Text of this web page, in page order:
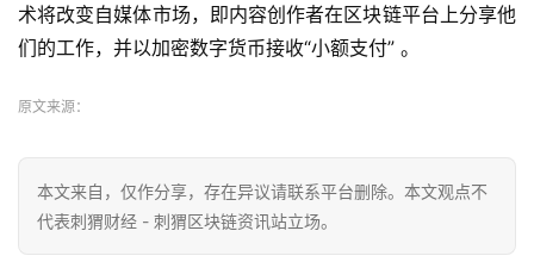
术将改变自媒体市场，即内容创作者在区块链平台上分享他
们的工作，并以加密数字货币接收“小额支付” 。
原文来源：
本文来自 ，仅作分享，存在异议请联系平台删除。本文观点不
代表刺猬财经 - 刺猬区块链资讯站立场。